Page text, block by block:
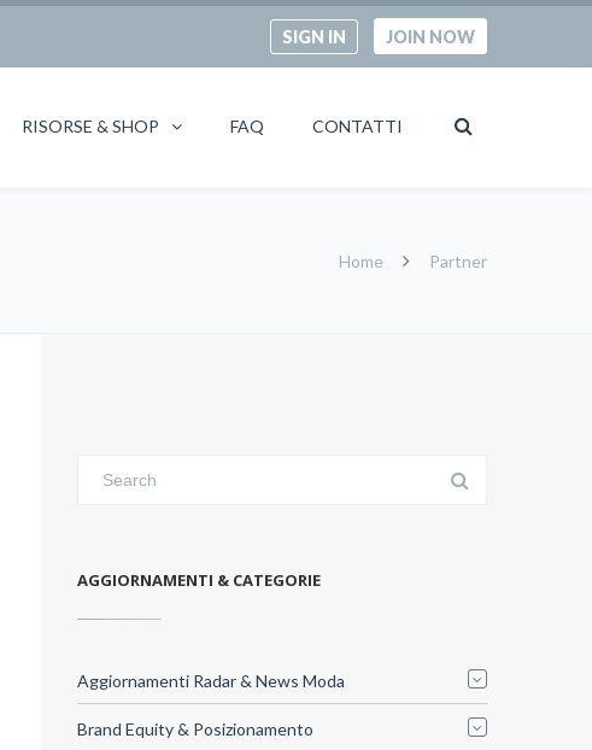
SIGN IN JOIN NOW
RISORSE & SHOP FAQ CONTATTI
Home Partner
AGGIORNAMENTI & CATEGORIE
Aggiornamenti Radar & News Moda
Brand Equity & Posizionamento